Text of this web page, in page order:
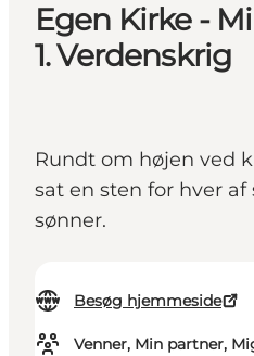
Egen Kirke -
1. Verdenskrig
Rundt om højen ved
sat en sten for hver af
sønner.
Besøg hjemmeside
Venner, Min partner,